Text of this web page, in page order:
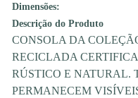
Dimensões:
Descrição do Produto
CONSOLA DA
RECICLADA
RÚSTICO E NATURAL.
PERMANECEM